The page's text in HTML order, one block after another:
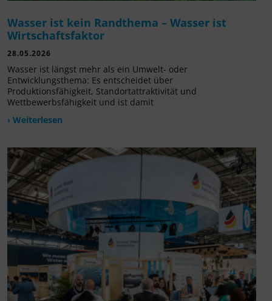
Wasser ist kein Randthema – Wasser ist
Wirtschaftsfaktor
28.05.2026
Wasser ist längst mehr als ein Umwelt- oder
Entwicklungsthema: Es entscheidet über
Produktionsfähigkeit, Standortattraktivität und
Wettbewerbsfähigkeit und ist damit
› Weiterlesen